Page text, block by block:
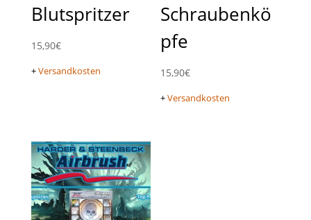
Blutspritzer
15,90€
+Versandkosten
Schraubenkö
pfe
15,90€
+Versandkosten